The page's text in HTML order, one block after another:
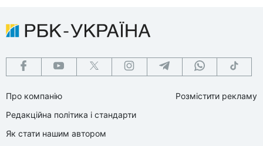
Про компанію
Редакційна політика і стандарти
Як стати нашим автором
Розмістити рекламу